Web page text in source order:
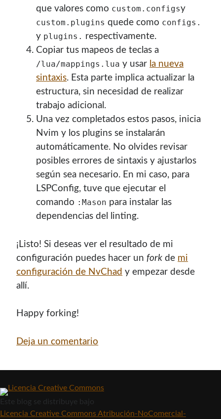
que valores como custom.configsy
custom.plugins quede como configs.
y plugins. respectivamente.
Copiar tus mapeos de teclas a
/lua/mappings.lua y usar la nueva
sintaxis. Esta parte implica actualizar la
estructura, sin necesidad de realizar
trabajo adicional.
Una vez completados estos pasos, inicia
Nvim y los plugins se instalarán
automáticamente. No olvides revisar
posibles errores de sintaxis y ajustarlos
según sea necesario. En mi caso, para
LSPConfig, tuve que ejecutar el
comando :Mason para instalar las
dependencias del linting.
¡Listo! Si deseas ver el resultado de mi
configuración puedes hacer unfork de mi
configuración de NvChad y empezar desde
allí.
Happy forking!
Deja un comentario
Este blog se distribuye bajo
Licencia Creative Commons Atribución-NoComercial-